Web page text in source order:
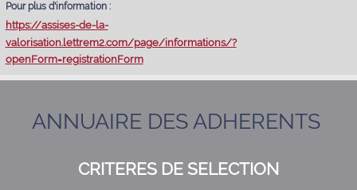
Pour plus d'information :
https://assises-de-la-
valorisation.lettrem2.com/page/informations/?
openForm=registrationForm
ANNUAIRE DES ADHERENTS
CRITERES DE SELECTION